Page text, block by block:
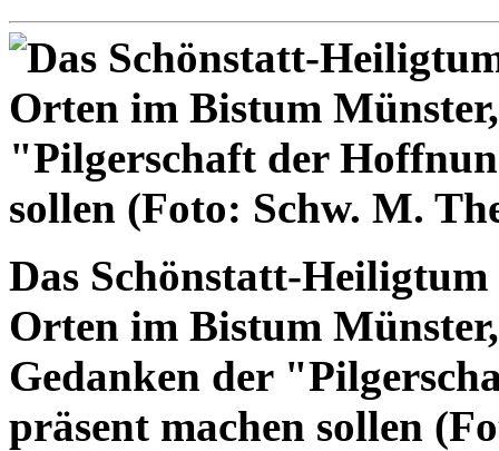
Das Schönstatt-
Orten im Bistum
Gedanken der
präsent machen sollen